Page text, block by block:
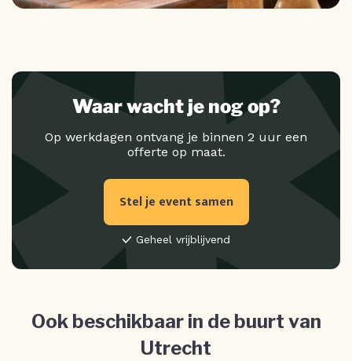
Waar wacht je nog op?
Op werkdagen ontvang je binnen 2 uur een
offerte op maat.
Stel je event samen
Geheel vrijblijvend
Ook beschikbaar in de buurt van
Utrecht